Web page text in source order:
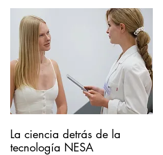
La ciencia detrás de la
tecnología NESA